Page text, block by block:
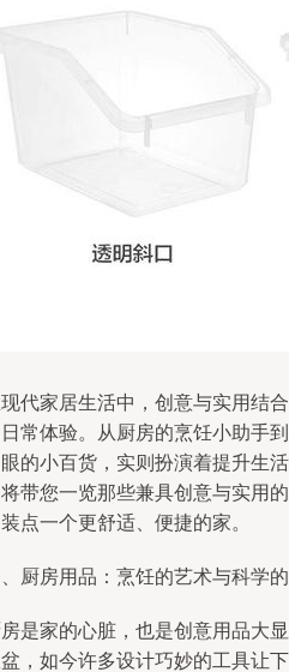
代家居生活中，创意与实用结
常体验。从厨房的烹饪小助手
的小百货，实则扮演着提升生
带您一览那些兼具创意与实用
点一个更舒适、便捷的家。
厨房用品：烹饪的艺术与科学
是家的心脏，也是创意用品大
，如今许多设计巧妙的工具让